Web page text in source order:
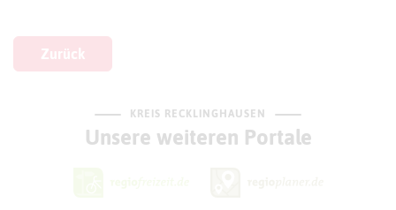
Zurück
KREIS RECKLINGHAUSEN
Unsere weiteren Portale